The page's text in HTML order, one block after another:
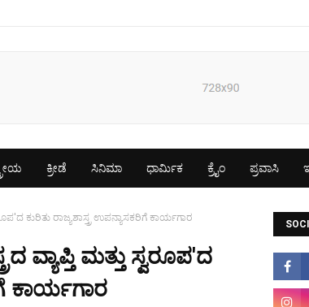
ಕ್ರೀಡೆ ಸಿನಿಮಾ ಧಾರ್ಮಿಕ ಕ್ರೈಂ ಪ್ರವಾಸಿ
ಕುರಿತು ರಾಜ್ಯಶಾಸ್ತ್ರ ಉಪನ್ಯಾಸಕರಿಗೆ ಕಾರ್ಯಗಾರ
ವ್ಯಾಪ್ತಿ ಮತ್ತು ಸ್ವರೂಪ'ದ
ಕಾರ್ಯಗಾರ